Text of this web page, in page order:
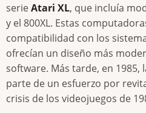
serieAtari XL, que incluía
y el 800XL. Estas
compatibilidad con los
ofrecían un diseño más
software. Más tarde, en 1985,
parte de un esfuerzo por
crisis de los videojuegos de